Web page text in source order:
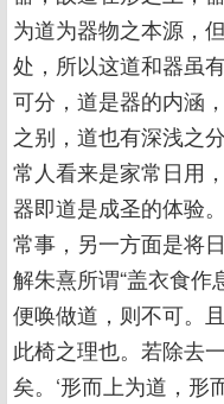
为道为器物之本源，
处，所以这道和器虽
可分，道是器的内涵
之别，道也有深浅之
常人看来是家常日用
器即道是成圣的体验
常事，另一方面是将
解朱熹所谓“盖衣食
便唤做道，则不可。
此椅之理也。若除去
矣。‘形而上为道，形